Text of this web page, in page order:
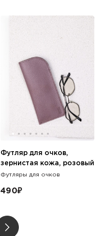
Футляр для очков,
зернистая кожа, розовый
Футляры для очков
490₽